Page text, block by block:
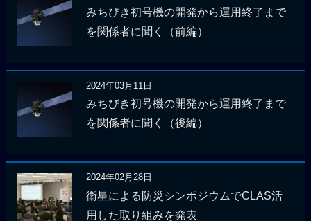
みちびき初号機の開発から運用終了まで
を関係者に聞く（前編）
2024年03月11日
みちびき初号機の開発から運用終了まで
を関係者に聞く（後編）
2024年02月28日
衛星による防災シンポジウムでCLAS活
用した取り組みを発表